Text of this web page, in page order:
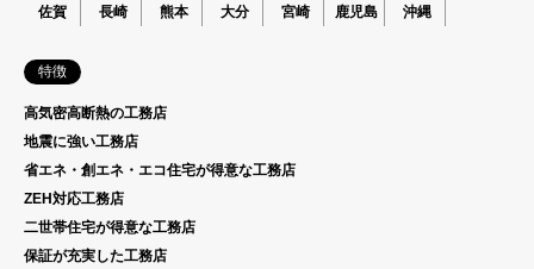
佐賀 長崎 熊本 大分 宮崎 鹿児島 沖縄
特徴
高気密高断熱の工務店
地震に強い工務店
省エネ・創エネ・エコ住宅が得意な工務店
ZEH対応工務店
二世帯住宅が得意な工務店
保証が充実した工務店